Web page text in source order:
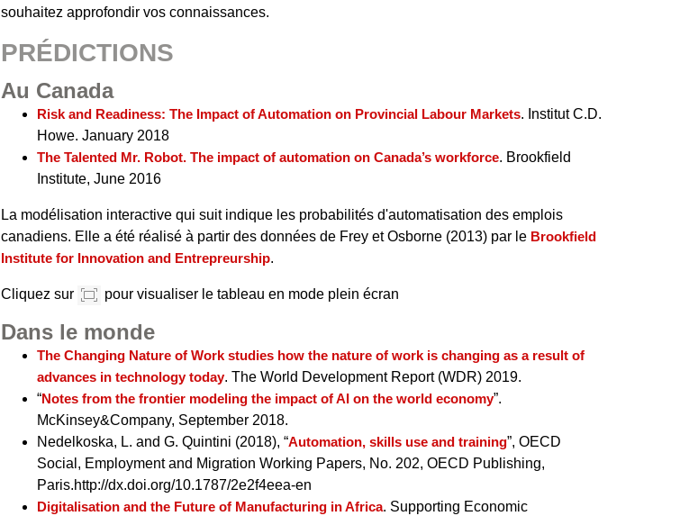
souhaitez approfondir vos connaissances.
PRÉDICTIONS
Au Canada
Risk and Readiness: The Impact of Automation on Provincial Labour Markets. Institut C.D.
Howe. January 2018
The Talented Mr. Robot. The impact of automation on Canada’s workforce. Brookfield
Institute, June 2016
La modélisation interactive qui suit indique les probabilités d'automatisation des emplois
canadiens. Elle a été réalisé à partir des données de Frey et Osborne (2013) par le Brookfield
Institute for Innovation and Entrepreurship.
Cliquez sur pour visualiser le tableau en mode plein écran
Dans le monde
The Changing Nature of Work studies how the nature of work is changing as a result of
advances in technology today. The World Development Report (WDR) 2019.
“Notes from the frontier modeling the impact of AI on the world economy”.
McKinsey&Company, September 2018.
Nedelkoska, L. and G. Quintini (2018), “Automation, skills use and training”, OECD
Social, Employment and Migration Working Papers, No. 202, OECD Publishing,
Paris.http://dx.doi.org/10.1787/2e2f4eea-en
Digitalisation and the Future of Manufacturing in Africa. Supporting Economic